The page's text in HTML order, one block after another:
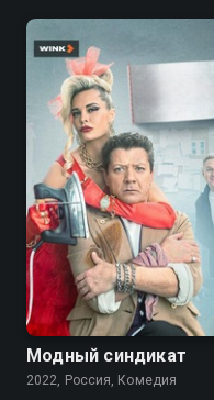
7.6
Модный синдикат
2022, Россия, Комедия